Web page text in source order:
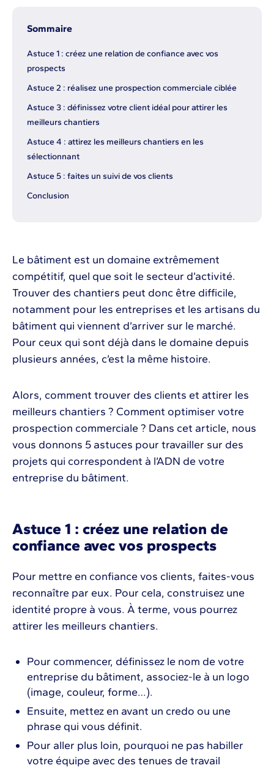
Sommaire
Astuce 1 : créez une relation de confiance avec vos
prospects
Astuce 2 : réalisez une prospection commerciale ciblée
Astuce 3 : définissez votre client idéal pour attirer les
meilleurs chantiers
Astuce 4 : attirez les meilleurs chantiers en les
sélectionnant
Astuce 5 : faites un suivi de vos clients
Conclusion
Le bâtiment est un domaine extrêmement
compétitif, quel que soit le secteur d’activité.
Trouver des chantiers peut donc être difficile,
notamment pour les entreprises et les artisans du
bâtiment qui viennent d’arriver sur le marché.
Pour ceux qui sont déjà dans le domaine depuis
plusieurs années, c’est la même histoire.
Alors, comment trouver des clients et attirer les
meilleurs chantiers ? Comment optimiser votre
prospection commerciale ? Dans cet article, nous
vous donnons 5 astuces pour travailler sur des
projets qui correspondent à l’ADN de votre
entreprise du bâtiment.
Astuce 1 : créez une relation de
confiance avec vos prospects
Pour mettre en confiance vos clients, faites-vous
reconnaître par eux. Pour cela, construisez une
identité propre à vous. À terme, vous pourrez
attirer les meilleurs chantiers.
Pour commencer, définissez le nom de votre
entreprise du bâtiment, associez-le à un logo
(image, couleur, forme…).
Ensuite, mettez en avant un credo ou une
phrase qui vous définit.
Pour aller plus loin, pourquoi ne pas habiller
votre équipe avec des tenues de travail